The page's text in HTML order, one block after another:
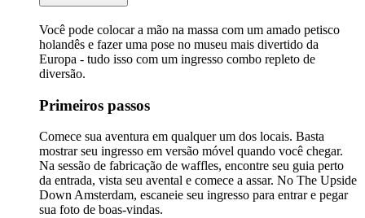
Você pode colocar a mão na massa com um amado petisco
holandês e fazer uma pose no museu mais divertido da
Europa - tudo isso com um ingresso combo repleto de
diversão.
Primeiros passos
Comece sua aventura em qualquer um dos locais. Basta
mostrar seu ingresso em versão móvel quando você chegar.
Na sessão de fabricação de waffles, encontre seu guia perto
da entrada, vista seu avental e comece a assar. No The Upside
Down Amsterdam, escaneie seu ingresso para entrar e pegar
sua foto de boas-vindas.